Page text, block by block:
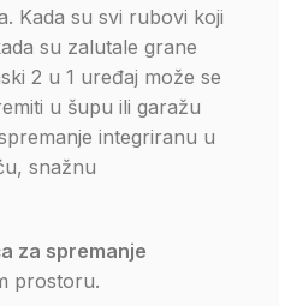
Kada su svi rubovi koji
su zalutale grane
2 u 1 uređaj može se
u šupu ili garažu
integriranu u
snažnu
za spremanje
prostoru.